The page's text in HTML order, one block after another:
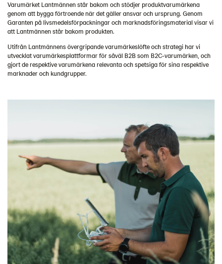
Varumärket Lantmännen står bakom och stödjer produktvarumärkena
genom att bygga förtroende när det gäller ansvar och ursprung. Genom
Garanten på livsmedelsförpackningar och marknadsföringsmaterial visar vi
att Lantmännen står bakom produkten.
Utifrån Lantmännens övergripande varumärkeslöfte och strategi har vi
utvecklat varumärkesplattformar för såväl B2B som B2C-varumärken, och
gjort de respektive varumärkena relevanta och spetsiga för sina respektive
marknader och kundgrupper.